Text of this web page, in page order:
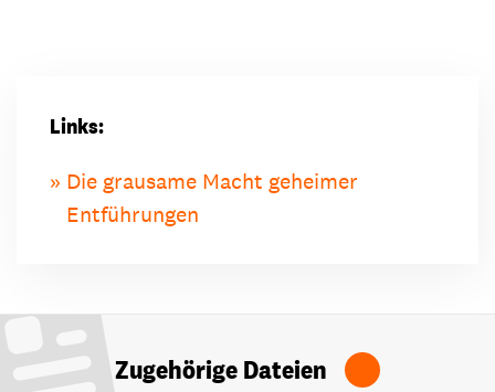
Links:
Die grausame Macht geheimer
Entführungen
Zugehörige Dateien